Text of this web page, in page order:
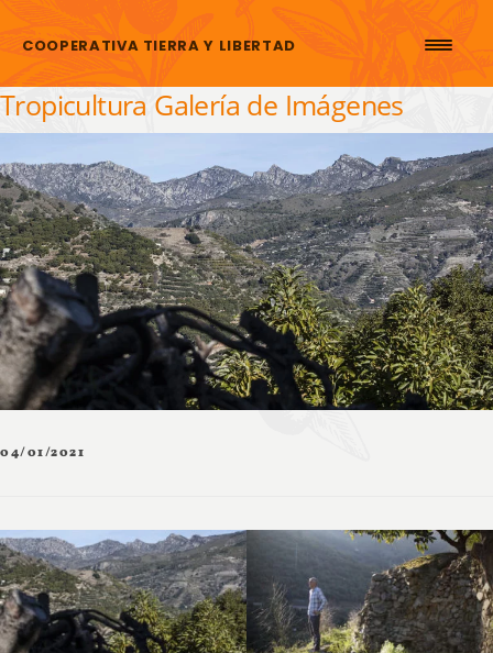
COOPERATIVA TIERRA Y LIBERTAD
Tropicultura Galería de Imágenes
04/01/2021